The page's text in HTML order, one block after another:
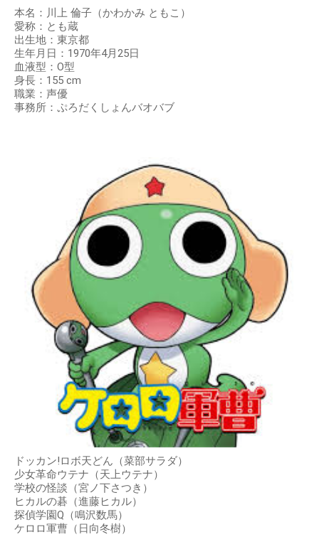
本名：川上 倫子（かわかみ ともこ）
愛称：とも蔵
出生地：東京都
生年月日：1970年4月25日
血液型：O型
身長：155 cm
職業：声優
事務所：ぷろだくしょんバオバブ
ドッカン!ロボ天どん（菜部サラダ）
少女革命ウテナ（天上ウテナ）
学校の怪談（宮ノ下さつき）
ヒカルの碁（進藤ヒカル）
探偵学園Q（鳴沢数馬）
ケロロ軍曹（日向冬樹）